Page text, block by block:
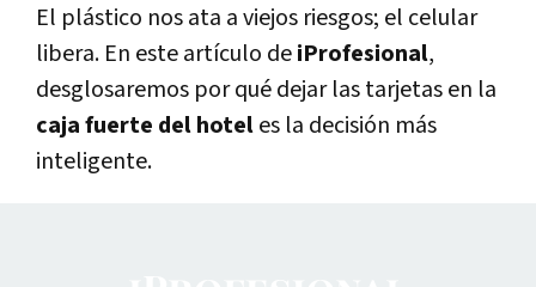
El plástico nos ata a viejos riesgos; el celular
libera. En este artículo deiProfesional,
desglosaremos por qué dejar las tarjetas en la
caja fuerte del hoteles la decisión más
inteligente.